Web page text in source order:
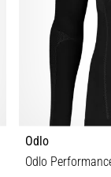
Odlo
Odlo